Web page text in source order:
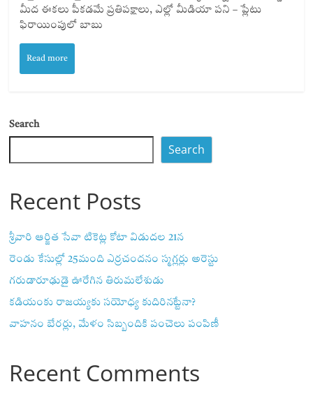
మీద ఈకలు పీకడమే ప్రతిపక్షాలు, ఎల్లో మీడియా పని – ప్లేటు
ఫిరాయింపులో బాబు
Read more
Search
Search
Recent Posts
శ్రీవారి ఆర్జిత సేవా టికెట్ల కోటా విడుదల 21న
రెండు కేసుల్లో 25మంది ఎర్రచందనం స్మగ్లర్లు అరెస్టు
గరుడారూఢుడై ఊరేగిన తిరుమలేశుడు
కడియంకు రాజయ్యకు సయోధ్య కుదిరినట్టేనా?
వాహ‌నం బేర‌ర్లు, మేళం సిబ్బందికి పంచెలు పంపిణీ
Recent Comments